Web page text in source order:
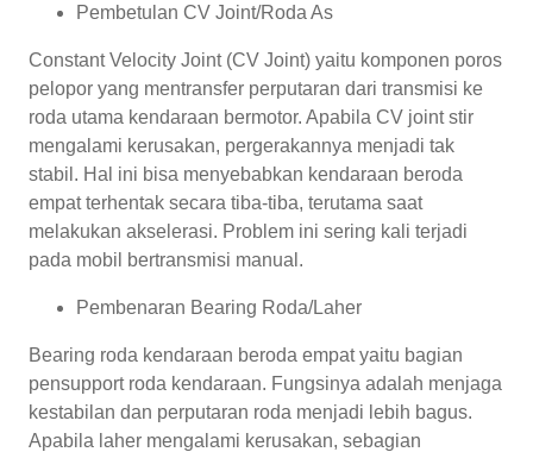
Pembetulan CV Joint/Roda As
Constant Velocity Joint (CV Joint) yaitu komponen poros
pelopor yang mentransfer perputaran dari transmisi ke
roda utama kendaraan bermotor. Apabila CV joint stir
mengalami kerusakan, pergerakannya menjadi tak
stabil. Hal ini bisa menyebabkan kendaraan beroda
empat terhentak secara tiba-tiba, terutama saat
melakukan akselerasi. Problem ini sering kali terjadi
pada mobil bertransmisi manual.
Pembenaran Bearing Roda/Laher
Bearing roda kendaraan beroda empat yaitu bagian
pensupport roda kendaraan. Fungsinya adalah menjaga
kestabilan dan perputaran roda menjadi lebih bagus.
Apabila laher mengalami kerusakan, sebagian